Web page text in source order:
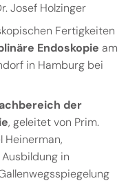
Josef Holzinger
Fertigkeiten
Endoskopie am
in Hamburg bei
der
, geleitet von Prim.
Heinerman,
in